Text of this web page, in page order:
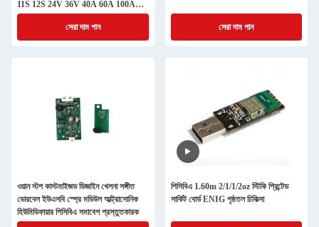
11S 12S 24V 36V 40A 60A 100A
150A 200A
সেরা দাম পান
সেরা দাম পান
ওয়ান স্টপ কাস্টমাইজড ডিজাইন খেলনা সঙ্গীত
ডোরবেল ইউএসবি স্প্রে মডিউল আল্ট্রাসোনিক
হিউমিডিফায়ার পিসিবিএ সমাবেশ প্রস্তুতকারক
পিসিবিএ 1.60m 2/1/1/2oz স্টিকি প্রিন্টেড
সার্কিট বোর্ড ENIG পৃষ্ঠতল চিকিত্সা